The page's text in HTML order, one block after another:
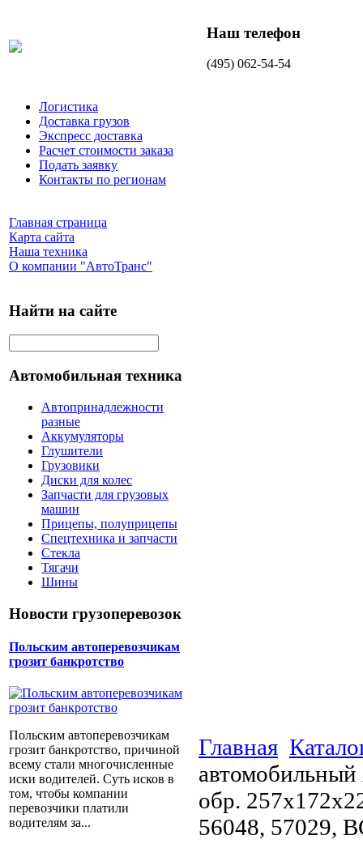
Наш телефон
(495) 062-54-54
Логистика
Доставка грузов
Экспресс доставка
Расчет стоимости заказа
Подать заявку
Контакты по регионам
Главная страница
Карта сайта
Наша техника
О компании "АвтоТранс"
Найти на сайте
Автомобильная техника
Автопринадлежности
разные
Аккумуляторы
Глушители
Грузовики
Диски для колес
Запчасти для грузовых
машин
Прицепы, полуприцепы
Спецтехника и запчасти
Стекла
Тягачи
Шины
Новости грузоперевозок
Польским автоперевозчикам
грозит банкротство
Польским автоперевозчикам
грозит банкротство, причиной
всему стали многочисленные
иски водителей. Суть исков в
том, чтобы компании
перевозчики платили
водителям за...
Главная
обр.
56048, 57029,